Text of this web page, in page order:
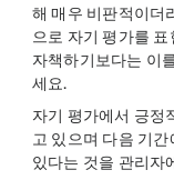
해 매우 비판적이더
으로 자기 평가를
자책하기보다는 이
세요.
자기 평가에서 긍정
고 있으며 다음 기
있다는 것을 관리자